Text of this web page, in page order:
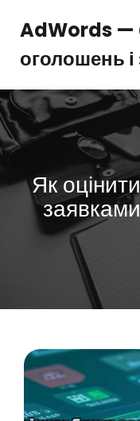
вмістуAdWords —
оголошень і
Як